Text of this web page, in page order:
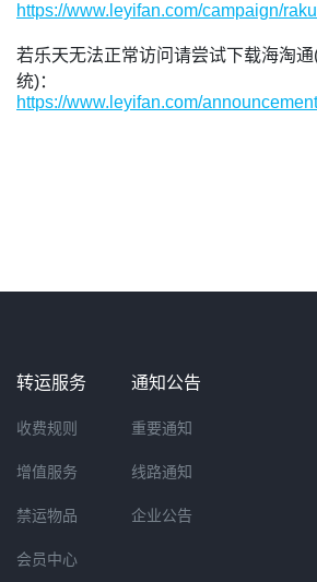
https://www.leyifan.com/campaign/
若乐天无法正常访问请尝试下载海淘
统)：
https://www.leyifan.com/
转运服务
收费规则
增值服务
禁运物品
会员中心
通知公告
重要通知
线路通知
企业公告